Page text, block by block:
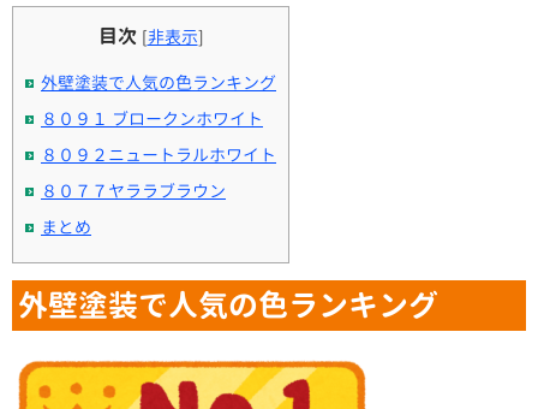
目次 [非表示]
外壁塗装で人気の色ランキング
８０９１ ブロークンホワイト
８０９２ニュートラルホワイト
８０７７ヤララブラウン
まとめ
外壁塗装で人気の色ランキング